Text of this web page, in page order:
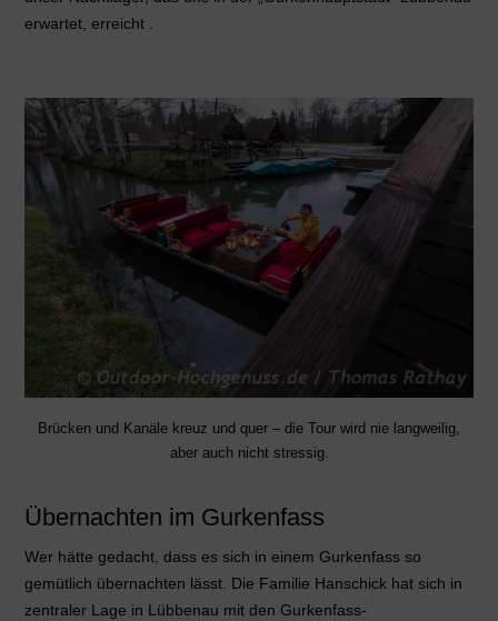
erwartet, erreicht .
Brücken und Kanäle kreuz und quer – die Tour wird nie langweilig,
aber auch nicht stressig.
Übernachten im Gurkenfass
Wer hätte gedacht, dass es sich in einem Gurkenfass so
gemütlich übernachten lässt. Die Familie Hanschick hat sich in
zentraler Lage in Lübbenau mit den Gurkenfass-